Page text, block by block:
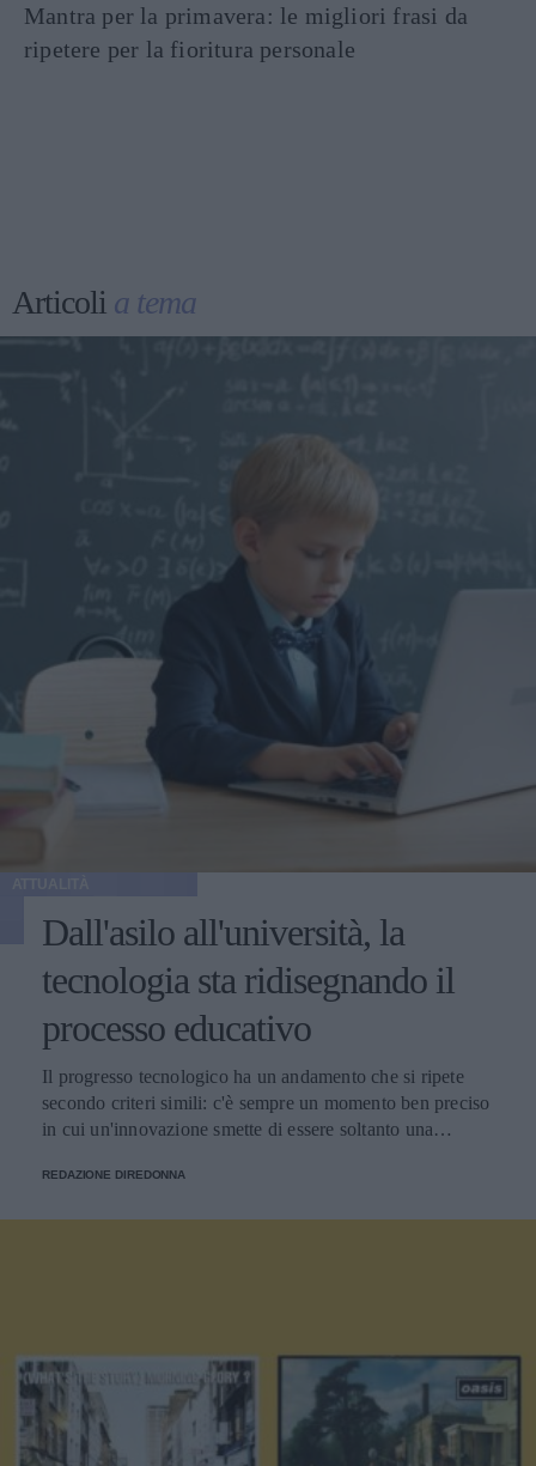
Mantra per la primavera: le migliori frasi da
ripetere per la fioritura personale
Articoli a tema
Dall'asilo all'università, la
tecnologia sta ridisegnando il
processo educativo
Il progresso tecnologico ha un andamento che si ripete
secondo criteri simili: c'è sempre un momento ben preciso
in cui un'innovazione smette di essere soltanto una
REDAZIONE DIREDONNA